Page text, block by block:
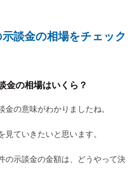
談金の相場をチェック
金の相場はいくら？
金の意味がわかりましたね。
見ていきたいと思います。
の示談金の金額は、どうやって決